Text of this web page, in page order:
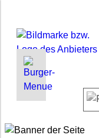
INFORMATIONEN | SUCHEN
Forschendenverzeichnis
LOGIN